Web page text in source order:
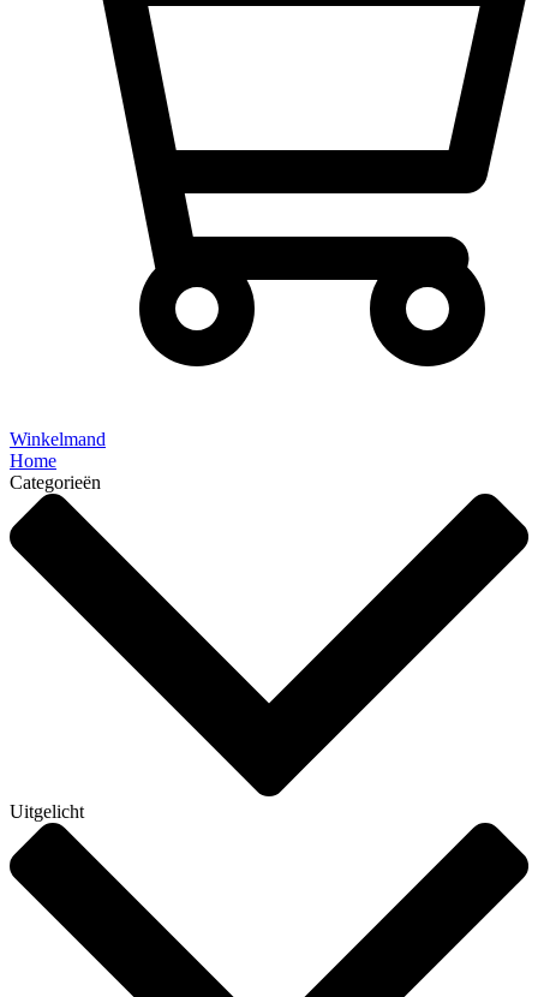
Winkelmand
Home
Categorieën
Uitgelicht